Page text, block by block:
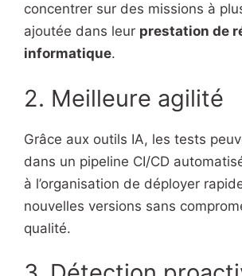
concentrer sur des missions à
ajoutée dans leur prestation de
informatique.
2. Meilleure agilité
Grâce aux outils IA, les tests
dans un pipeline CI/CD
à l’organisation de déployer
nouvelles versions sans
qualité.